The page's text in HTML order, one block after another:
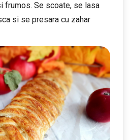
frumos. Se scoate, se lasa
si se presara cu zahar